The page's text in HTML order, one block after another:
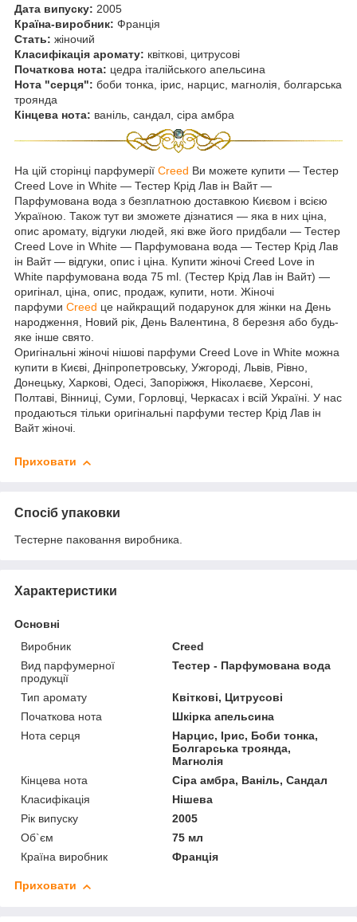
Дата випуску: 2005
Країна-виробник: Франція
Стать: жіночий
Класифікація аромату: квіткові, цитрусові
Початкова нота: цедра італійського апельсина
Нота "серця": боби тонка, ірис, нарцис, магнолія, болгарська
троянда
Кінцева нота: ваніль, сандал, сіра амбра
На цій сторінці парфумерії Creed Ви можете купити ― Тестер
Creed Love in White ― Тестер Крід Лав ін Вайт ―
Парфумована вода з безплатною доставкою Києвом і всією
Україною. Також тут ви зможете дізнатися ― яка в них ціна,
опис аромату, відгуки людей, які вже його придбали — Тестер
Creed Love in White ― Парфумована вода — Тестер Крід Лав
ін Вайт — відгуки, опис і ціна. Купити жіночі Creed Love in
White парфумована вода 75 ml. (Тестер Крід Лав ін Вайт) ―
оригінал, ціна, опис, продаж, купити, ноти. Жіночі
парфуми Creed це найкращий подарунок для жінки на День
народження, Новий рік, День Валентина, 8 березня або будь-
яке інше свято.
Оригінальні жіночі нішові парфуми Creed Love in White можна
купити в Києві, Дніпропетровську, Ужгороді, Львів, Рівно,
Донецьку, Харкові, Одесі, Запоріжжя, Ніколаєве, Херсоні,
Полтаві, Вінниці, Суми, Горловці, Черкасах і всій Україні. У нас
продаються тільки оригінальні парфуми тестер Крід Лав ін
Вайт жіночі.
Приховати
Спосіб упаковки
Тестерне паковання виробника.
Характеристики
Основні
Виробник
Creed
Вид парфумерної
продукції
Тестер - Парфумована вода
Тип аромату
Квіткові, Цитрусові
Початкова нота
Шкірка апельсина
Нота серця
Нарцис, Ірис, Боби тонка,
Болгарська троянда,
Магнолія
Кінцева нота
Сіра амбра, Ваніль, Сандал
Класифікація
Нішева
Рік випуску
2005
Об`єм
75 мл
Країна виробник
Франція
Приховати